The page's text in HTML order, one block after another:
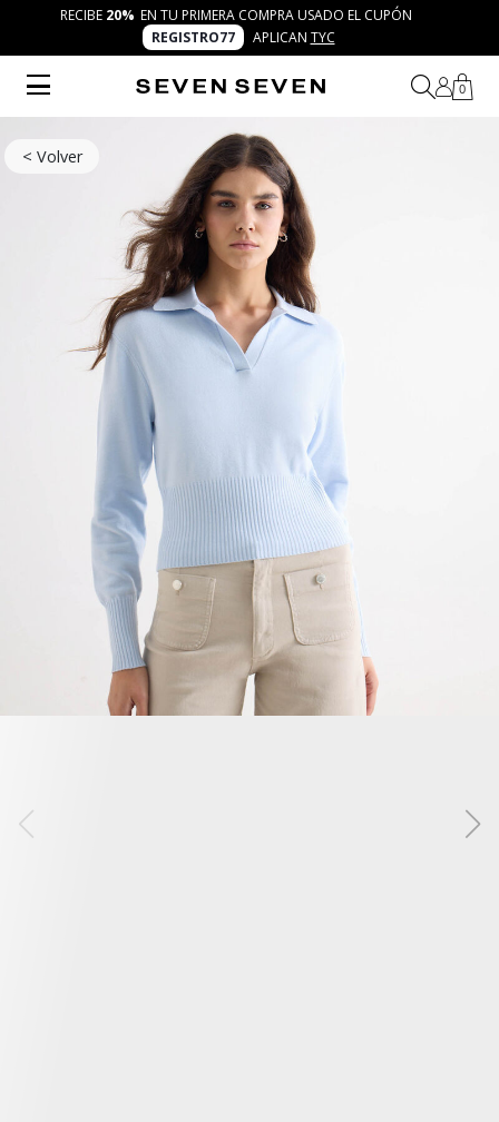
RECIBE 20% EN TU PRIMERA COMPRA USADO EL CUPÓN
REGISTRO77
APLICAN TYC
0
< Volver